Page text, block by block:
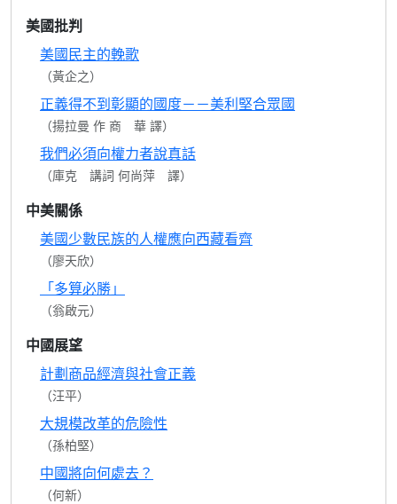
美國批判
美國民主的輓歌
（黃企之）
正義得不到彰顯的國度－－美利堅合眾國
（揚拉曼 作 商 華 譯）
我們必須向權力者說真話
（庫克 講詞 何尚萍 譯）
中美關係
美國少數民族的人權應向西藏看齊
（廖天欣）
「多算必勝」
（翁啟元）
中國展望
計劃商品經濟與社會正義
（汪平）
大規模改革的危險性
（孫柏堅）
中國將向何處去？
（何新）